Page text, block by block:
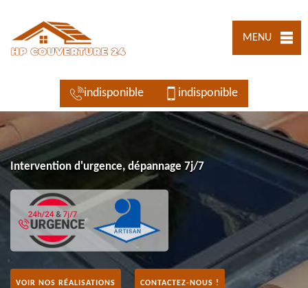
MENU
indisponible indisponible
Intervention d'urgence, dépannage 7j/7
VOIR NOS RÉALISATIONS CONTACTEZ-NOUS !